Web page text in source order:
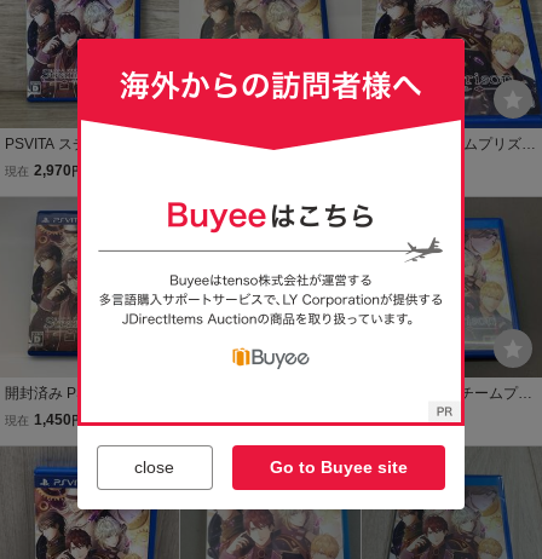
PSVITA スチームプリズン
-七つの美徳-
現在 2,970 円
PSVITA スチームプリズン
PSVITA スチームプリズン
開封済み PSVITA スチー
ムプリズン -七つの美徳-
現在 1,450 円 現在 1,450円
【PSVITA】スチームプリ
ズン -七つの美徳- SteamP
現在 2,970円
close Go to Buyee site